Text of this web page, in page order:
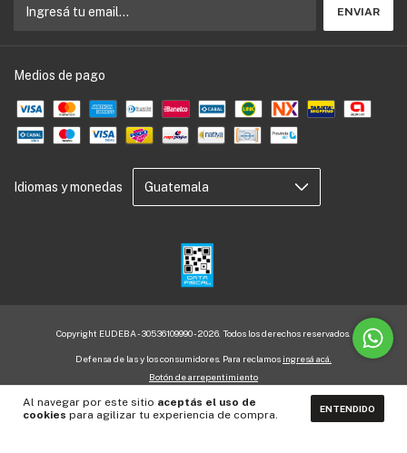
Al navegar por este sitio aceptás el uso de
cookies para agilizar tu experiencia de compra. ENTENDIDO
Medios de pago
Idiomas y monedas
Copyright EUDEBA - 30536109990 - 2026. Todos los derechos reservados.
Defensa de las y los consumidores. Para reclamos ingresá acá.
Botón de arrepentimiento